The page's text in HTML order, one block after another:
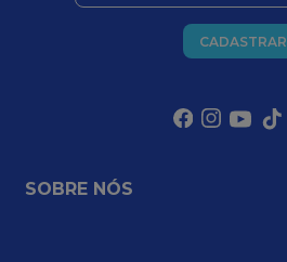
CADASTRAR
SOBRE NÓS